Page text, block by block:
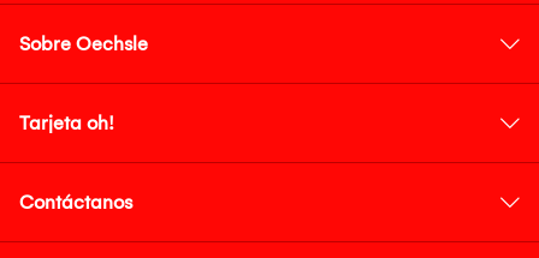
Sobre Oechsle
Tarjeta oh!
Contáctanos